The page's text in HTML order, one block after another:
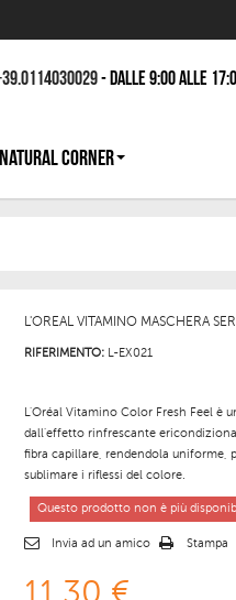
- dalle 9:00 alle
NATURAL CORNER
L'OREAL VITAMINO MASCHERA
RIFERIMENTO: L-EX021
L'Oréal Vitamino Color Fresh Feel è
dall'effetto rinfrescante e
fibra capillare, rendendola uniforme,
sublimare i riflessi del colore.
Questo prodotto non è più
Invia ad un amico Stampa